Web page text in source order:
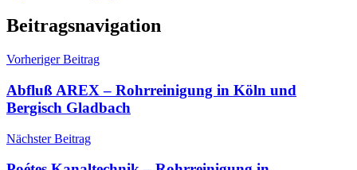
Beitragsnavigation
Vorheriger Beitrag
Abfluß AREX – Rohrreinigung in Köln und
Bergisch Gladbach
Nächster Beitrag